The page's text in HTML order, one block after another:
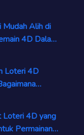
Mudah Alih di
4D Dalam
Loteri 4D
Loteri 4D yang
Permainan